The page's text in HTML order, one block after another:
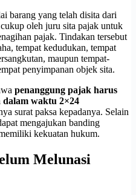
barang yang telah disita dari
oleh juru sita pajak untuk
pajak. Tindakan tersebut
tempat kedudukan, tempat
maupun tempat-
penyimpanan objek sita.
penanggung pajak harus
dalam waktu 2×24
surat paksa kepadanya. Selain
mengajukan banding
kekuatan hukum.
Melunasi